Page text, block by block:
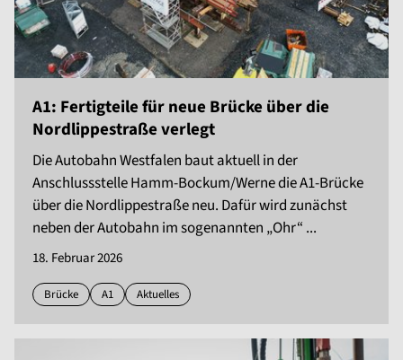
A1: Fertigteile für neue Brücke über die
Nordlippestraße verlegt
Die Autobahn Westfalen baut aktuell in der
Anschlussstelle Hamm-Bockum/Werne die A1-Brücke
über die Nordlippestraße neu. Dafür wird zunächst
neben der Autobahn im sogenannten „Ohr“ ...
18. Februar 2026
Brücke A1 Aktuelles